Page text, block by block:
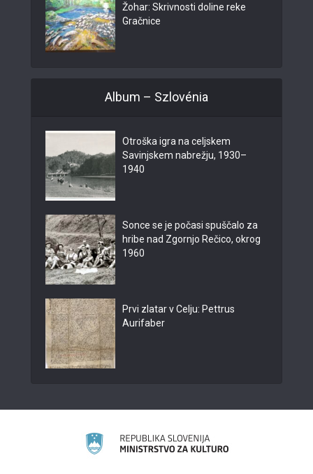
Žohar: Skrivnosti doline reke
Gračnice
Album – Szlovénia
Otroška igra na celjskem
Savinjskem nabrežju, 1930–
1940
Sonce se je počasi spuščalo za
hribe nad Zgornjo Rečico, okrog
1960
Prvi zlatar v Celju: Pettrus
Aurifaber